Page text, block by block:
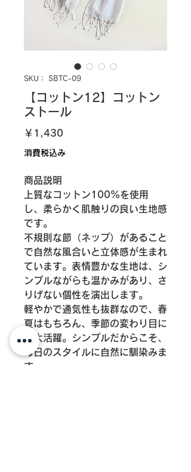
SKU： SBTC-09
【コットン12】コットン
ストール
￥1,430
格
消費税込み
商品説明
上質なコットン100%を使用
し、柔らかく肌触りの良い生地感
です。
不規則な節（ネップ）があること
で自然な風合いと立体感が生まれ
ています。表情豊かな生地は、シ
ンプルながらも温かみがあり、さ
りげない個性を演出します。
軽やかで通気性も抜群なので、春
夏はもちろん、季節の変わり目に
も大活躍。シンプルだからこそ、
毎日のスタイルに自然に馴染みま
す。